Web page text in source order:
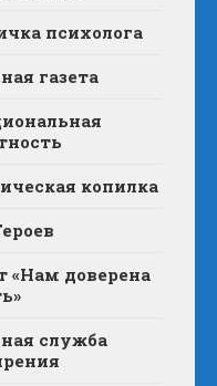
психолога
газета
копилка
«Нам доверена
служба